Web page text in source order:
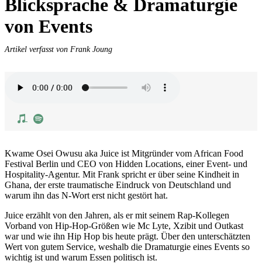
Blicksprache & Dramaturgie
von Events
Artikel verfasst von Frank Joung
Kwame Osei Owusu aka Juice ist Mitgründer vom African Food
Festival Berlin und CEO von Hidden Locations, einer Event- und
Hospitality-Agentur. Mit Frank spricht er über seine Kindheit in
Ghana, der erste traumatische Eindruck von Deutschland und
warum ihn das N-Wort erst nicht gestört hat.
Juice erzählt von den Jahren, als er mit seinem Rap-Kollegen
Vorband von Hip-Hop-Größen wie Mc Lyte, Xzibit und Outkast
war und wie ihn Hip Hop bis heute prägt. Über den unterschätzten
Wert von gutem Service, weshalb die Dramaturgie eines Events so
wichtig ist und warum Essen politisch ist.